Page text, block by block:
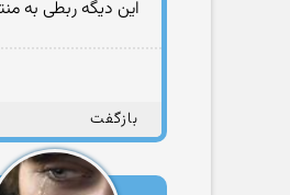
این دیگه ربطی به
بازگفت